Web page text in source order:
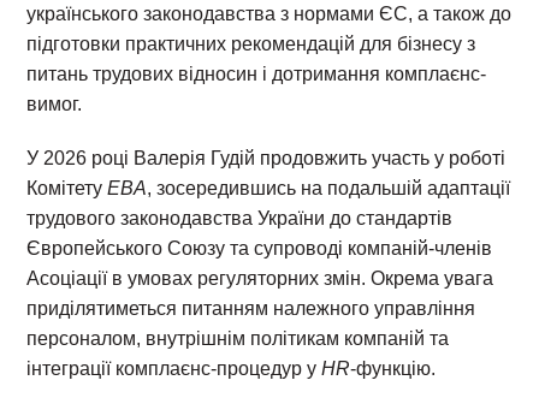
українського законодавства з нормами ЄС, а також до
підготовки практичних рекомендацій для бізнесу з
питань трудових відносин і дотримання комплаєнс-
вимог.
У 2026 році Валерія Гудій продовжить участь у роботі
КомітетуEBA, зосередившись на подальшій адаптації
трудового законодавства України до стандартів
Європейського Союзу та супроводі компаній-членів
Асоціації в умовах регуляторних змін. Окрема увага
приділятиметься питанням належного управління
персоналом, внутрішнім політикам компаній та
інтеграції комплаєнс-процедур уHR-функцію.